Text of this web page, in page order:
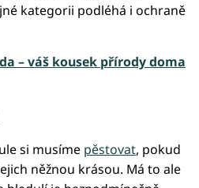
kategorii podléhá i ochraně
– váš kousek přírody doma
si musíme pěstovat, pokud
něžnou krásou. Má to ale